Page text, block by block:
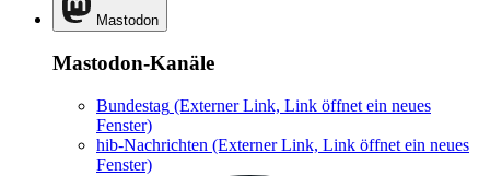
Mastodon
Mastodon-Kanäle
Bundestag (Externer Link, Link öffnet ein neues
Fenster)
hib-Nachrichten (Externer Link, Link öffnet ein neues
Fenster)